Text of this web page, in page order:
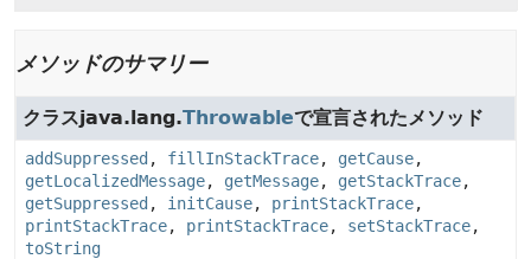
メソッドのサマリー
クラスjava.lang.Throwableで宣言されたメソッド
addSuppressed , fillInStackTrace, getCause,
getLocalizedMessage, getMessage, getStackTrace,
getSuppressed , initCause, printStackTrace,
printStackTrace, printStackTrace, setStackTrace,
toString